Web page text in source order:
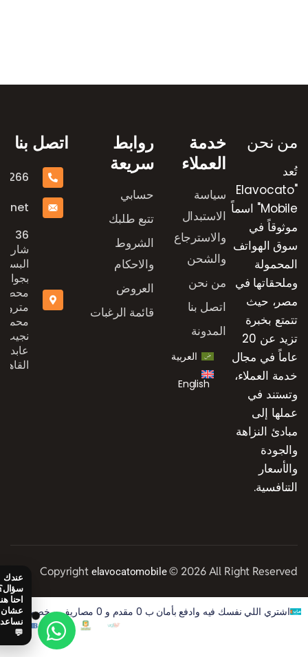
من نحن
تُعد
"Elavocato
Mobile" اسماً
موثوقاً في
سوق الهواتف
المحمولة
وملحقاتها في
مصر، حيث
تتمتع بخبرة
تزيد عن 20
عاماً في مجال
خدمة العملاء،
وتستند في
عملها إلى
مبادئ النزاهة
والجودة
والأسعار
التنافسية.
خدمة
العملاء
سياسة
الاستبدال
والاسترجاع
والشحن
من نحن
اتصل بنا
المدونة
العربية
English
روابط
سريعة
حسابي
تتبع طلبك
الشروط
والاحكام
العروض
قائمة الرغبات
اتصل بنا
36
شارع
بجوار
محطة
مترو
محمد
نجيب،
Copyright elavocatomobile© 2026 All Right Reserved
اشتري اللي نفسك فيه وادفع بأمان ب 0 مقدم و 0 مصاريف و خصم 50% على الفوايد